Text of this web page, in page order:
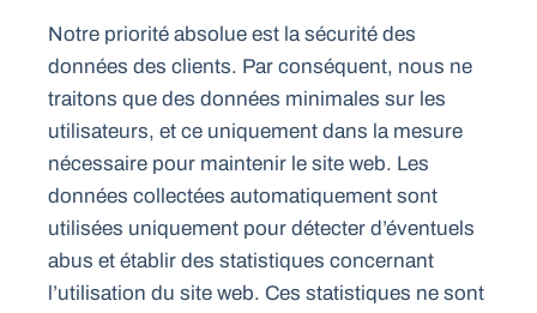
Notre priorité absolue est la sécurité des
données des clients. Par conséquent, nous ne
traitons que des données minimales sur les
utilisateurs, et ce uniquement dans la mesure
nécessaire pour maintenir le site web. Les
données collectées automatiquement sont
utilisées uniquement pour détecter d’éventuels
abus et établir des statistiques concernant
l’utilisation du site web. Ces statistiques ne sont